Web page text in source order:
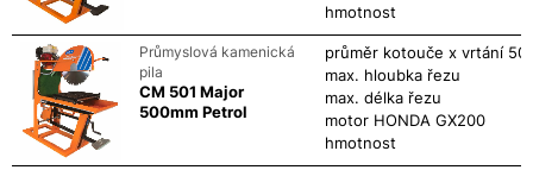
hmotnost
Průmyslová kamenická
pila
CM 501 Major
500mm Petrol
průměr kotouče x vrtání
max. hloubka řezu
max. délka řezu
motor HONDA GX200
hmotnost